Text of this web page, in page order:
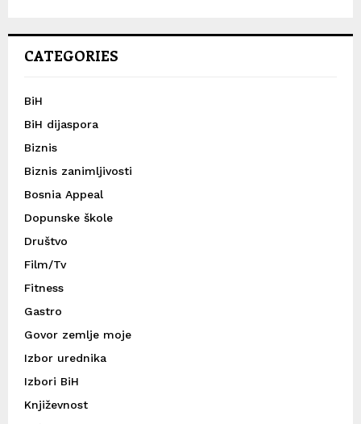
CATEGORIES
BiH
BiH dijaspora
Biznis
Biznis zanimljivosti
Bosnia Appeal
Dopunske škole
Društvo
Film/Tv
Fitness
Gastro
Govor zemlje moje
Izbor urednika
Izbori BiH
Književnost